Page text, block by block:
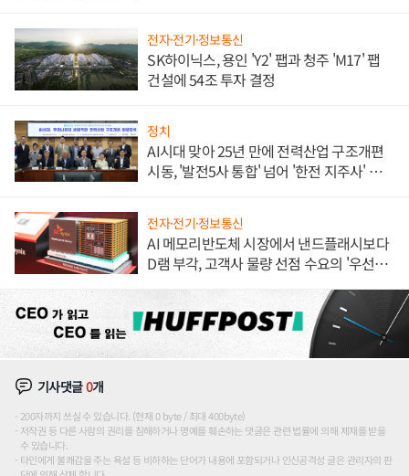
전자·전기·정보통신
SK하이닉스, 용인 'Y2' 팹과 청주 'M17' 팹
건설에 54조 투자 결정
정치
AI시대 맞아 25년 만에 전력산업 구조개편
시동, '발전5사 통합' 넘어 '한전 지주사' 재편
전자·전기·정보통신
AI 메모리반도체 시장에서 낸드플래시보다
D램 부각, 고객사 물량 선점 수요의 '우선순
기사댓글0개
200자까지 쓰실 수 있습니다. (현재 0 byte / 최대 400byte)
저작권 등 다른 사람의 권리를 침해하거나 명예를 훼손하는 댓글은 관련 법률에 의해 제재를 받을
수 있습니다.
타인에게 불쾌감을 주는 욕설 등 비하하는 단어가 내용에 포함되거나 인신공격성 글은 관리자의 판